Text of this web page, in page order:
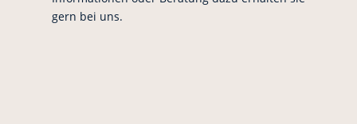
gern bei uns.